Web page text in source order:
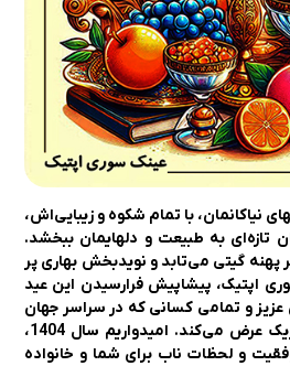
گرانبهای نیاکانمان، با تمام شکوه و زیبایی‌اش،
تازه‌ای به طبیعت و دلهایمان ببخشد.
پهنه گیتی می‌تابد و نویدبخش بهاری پر
اپتیک، پیشاپیش فرارسیدن این عید
عزیز و تمامی کسانی که در سراسر جهان
نوروز را جشن می‌گیرند، تبریک عرض می‌کند. امیدواریم سال 1404،
و لحظات ناب برای شما و خانواده